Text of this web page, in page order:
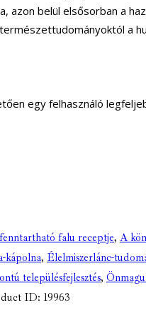
belül elsősorban a
a
egy felhasználó
falu receptje, A
kápolna, Élelmiszerlánc-
településfejlesztés,
ID: 19963